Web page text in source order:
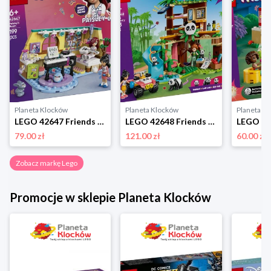
Planeta Klocków
LEGO 42647 Friends Pokój Paisley Lego
79.00 zł
Planeta Klocków
LEGO 42648 Friends Opieka nad pandami w rezerwacie Lego
121.00 zł
Planeta
60.00 zł
Zobacz markę Lego
Promocje w sklepie Planeta Klocków